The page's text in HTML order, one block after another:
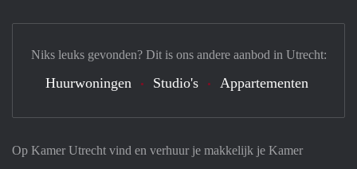
Op Kamer Utrecht vind en verhuur je makkelijk je Kamer
Niks leuks gevonden? Dit is ons andere aanbod in Utrecht:
Huurwoningen Studio's Appartementen